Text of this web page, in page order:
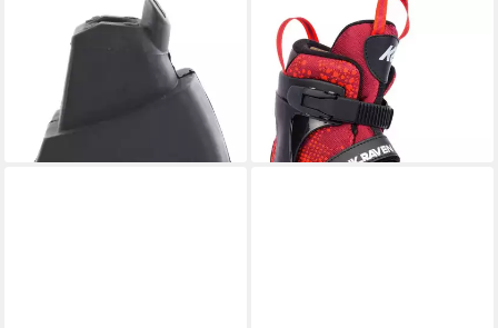
Schlittschuhe K2 Inline Skates
Bremsstopper 4er Pack
34,90 €
lieferbar - in 3-4 Werktagen bei dir
Schlittschuhe
121,79 €
lieferbar - in 2-3 Werktagen bei dir